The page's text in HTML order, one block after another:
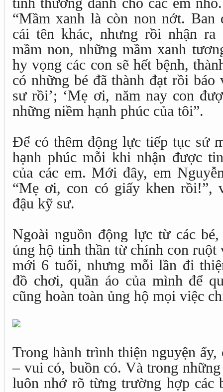
“Mầm xanh là còn non nớt. Ban
cái tên khác, nhưng rồi nhận
mầm non, những mầm xanh
hy vọng các con sẽ hết bệnh,
có những bé đã thành đạt rồi
sư rồi’; ‘Mẹ ơi, năm nay con
những niềm hạnh phúc của tôi”.
Để có thêm động lực tiếp tục sứ
hạnh phúc mỗi khi nhận được
của các em. Mới đây, em
“Mẹ ơi, con có giấy khen rồi!”,
đậu kỹ sư.
Ngoài nguồn động lực từ các
ủng hộ tinh thần từ chính con
mới 6 tuổi, nhưng mỗi lần đi
đồ chơi, quần áo của mình để
cũng hoàn toàn ủng hộ mọi việc
Trong hành trình thiện nguyện
– vui có, buồn có. Và trong
luôn nhớ rõ từng trường hợp các